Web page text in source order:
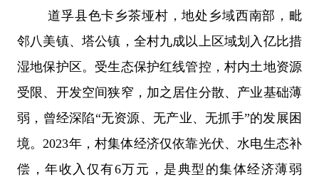
道孚县色卡乡茶垭村，地处乡域西南部，毗
邻八美镇、塔公镇，全村九成以上区域划入亿比措
湿地保护区。受生态保护红线管控，村内土地资源
受限、开发空间狭窄，加之居住分散、产业基础薄
弱，曾经深陷“无资源、无产业、无抓手”的发展困
境。 2023年，村集体经济仅依靠光伏、水电生态补
偿，年收入仅有6万元，是典型的集体经济薄弱